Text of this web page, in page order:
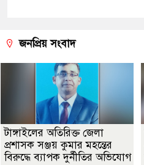
জনপ্রিয় সংবাদ
টাঙ্গাইলের অতিরিক্ত জেলা
প্রশাসক সঞ্জয় কুমার মহন্তের
বিরুদ্ধে ব্যাপক দুর্নীতির অভিযোগ